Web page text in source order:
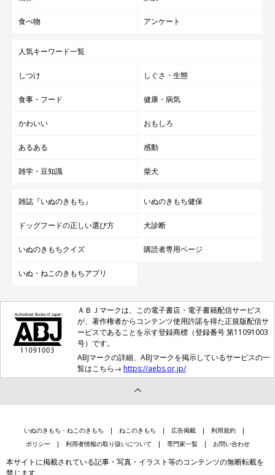
食べ物 アンケート
人気キーワード一覧
しつけ しぐさ・生態
食事・フード 健康・病気
かわいい おもしろ
あるある 感動
雑学・豆知識 柴犬
雑誌『いぬのきもち』 いぬのきもち健保
ドッグフードの正しい選び方 犬診断
いぬのきもちクイズ 購読者専用ページ
いぬ・ねこのきもちアプリ
ＡＢＪマークは、この電子書店・電子書籍配信サービス
が、著作権者からコンテンツ使用許諾を得た正規版配信サ
ービスであることを示す登録商標（登録番号 第11091003
号）です。
ABJマークの詳細、ABJマークを掲示しているサービスの一
覧はこちら→ https://aebs.or.jp/
いぬのきもち・ねこのきもち ねこのきもち 広告掲載
利用規約
ポリシー
利用者情報の取り扱いについて 専門家一覧 お問い合わせ
本サイトに掲載されている記事・写真・イラスト等のコンテンツの無断転載を
禁じます。